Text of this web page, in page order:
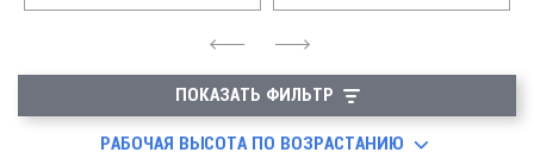
4 6
ПОКАЗАТЬ ФИЛЬТР
РАБОЧАЯ ВЫСОТА ПО ВОЗРАСТАНИЮ